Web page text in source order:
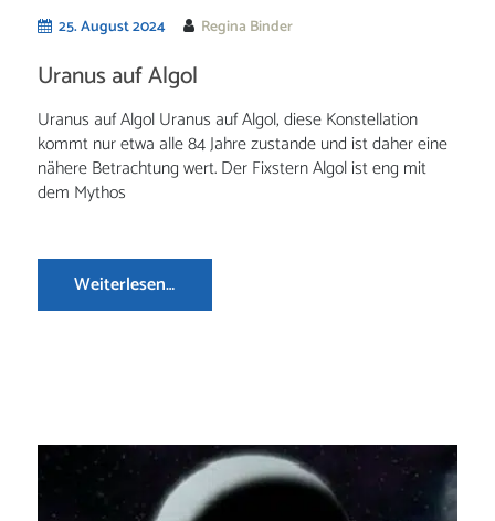
25. August 2024 Regina Binder
Uranus auf Algol
Uranus auf Algol Uranus auf Algol, diese Konstellation
kommt nur etwa alle 84 Jahre zustande und ist daher eine
nähere Betrachtung wert. Der Fixstern Algol ist eng mit
dem Mythos
Weiterlesen…